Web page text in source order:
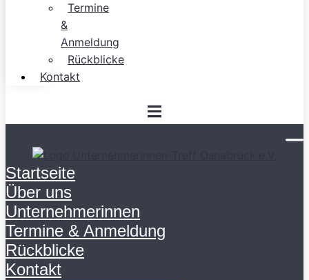
Termine
&
Anmeldung
Rückblicke
Kontakt
Startseite
Über uns
Unternehmerinnen
Termine & Anmeldung
Rückblicke
Kontakt